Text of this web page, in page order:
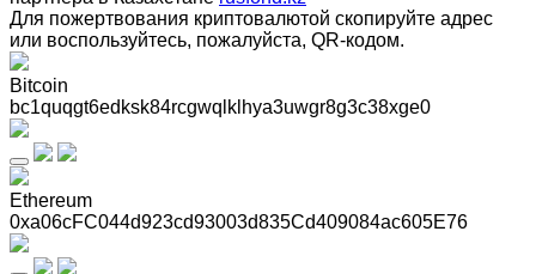
Для пожертвования криптовалютой скопируйте адрес
или воспользуйтесь, пожалуйста, QR-кодом.
Bitcoin
bc1quqgt6edksk84rcgwqlklhya3uwgr8g3c38xge0
Ethereum
0xa06cFC044d923cd93003d835Cd409084ac605E76